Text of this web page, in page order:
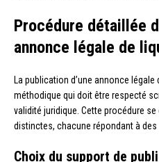
Procédure détaillée
annonce légale de
La publication d’une annonce
méthodique qui doit être respecté
validité juridique. Cette procédure
distinctes, chacune répondant à des
Choix du support de